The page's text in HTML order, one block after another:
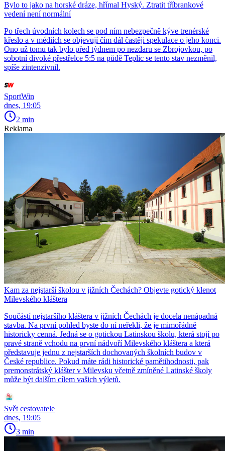
Bylo to jako na horské dráze, hřímal Hyský. Ztratit tříbrankové
vedení není normální
Po třech úvodních kolech se pod ním nebezpečně kýve trenérské
křeslo a v médiích se objevují čím dál častěji spekulace o jeho konci.
Ono už tomu tak bylo před týdnem po nezdaru se Zbrojovkou, po
sobotní divoké přestřelce 5:5 na půdě Teplic se tento stav nezměnil,
spíše zintenzivnil.
SportWin
dnes, 19:05
2 min
Reklama
Kam za nejstarší školou v jižních Čechách? Objevte gotický klenot
Milevského kláštera
Součástí nejstaršího kláštera v jižních Čechách je docela nenápadná
stavba. Na první pohled byste do ní neřekli, že je mimořádně
historicky cenná. Jedná se o gotickou Latinskou školu, která stojí po
pravé straně vchodu na první nádvoří Milevského kláštera a která
představuje jednu z nejstarších dochovaných školních budov v
České republice. Pokud máte rádi historické pamětihodnosti, pak
premonstrátský klášter v Milevsku včetně zmíněné Latinské školy
může být dalším cílem vašich výletů.
Svět cestovatele
dnes, 19:05
3 min